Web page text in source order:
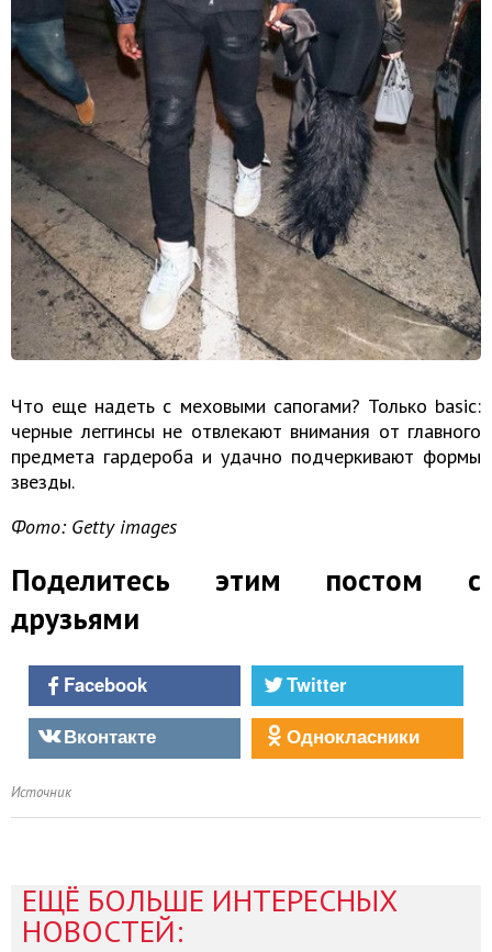
Что еще надеть с меховыми сапогами? Только basic:
черные леггинсы не отвлекают внимания от главного
предмета гардероба и удачно подчеркивают формы
звезды.
Фото: Getty images
Поделитесь этим постом с
друзьями
Facebook
Twitter
Вконтакте
Однокласники
Источник
ЕЩЁ БОЛЬШЕ ИНТЕРЕСНЫХ
НОВОСТЕЙ: